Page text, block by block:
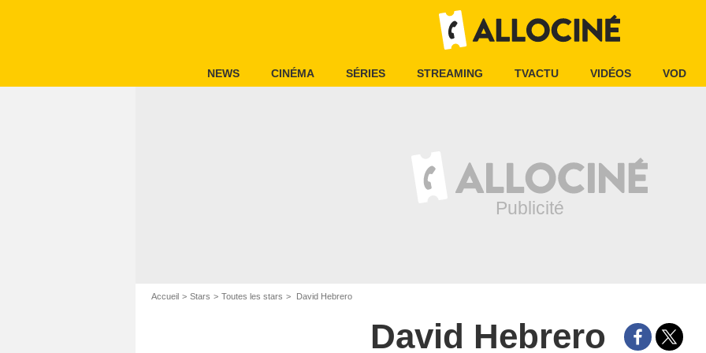
NEWS CINÉMA SÉRIES STREAMING TVACTU VIDÉOS VOD
Accueil Stars Toutes les stars David Hebrero
David Hebrero